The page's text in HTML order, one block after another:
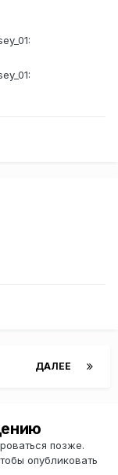
ДАЛЕЕ
позже.
опубликовать